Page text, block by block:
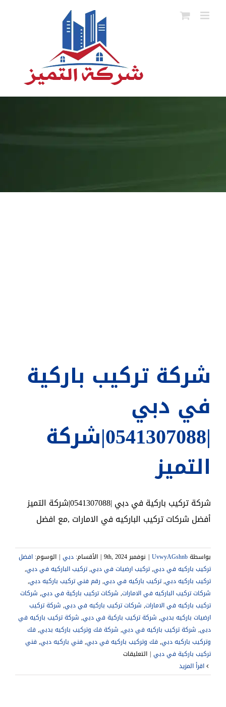
شركة تركيب باركية
في دبي
|0541307088|شركة
التميز
شركة تركيب باركية في دبي |0541307088|شركة التميز
أفضل شركات تركيب الباركيه في الامارات ,مع افضل
بواسطةUvwyAGshnb
| نوفمبر 9th, 2024 | الأقسام: دبي | الوسوم: افضل
تركيب باركيه في دبي,تركيب ارضيات في دبي,تركيب الباركيه في دبي,
تركيب باركيه دبي,تركيب باركيه في دبي, رقم فني تركيب باركيه دبي,
شركات تركيب الباركيه في الامارات, شركات تركيب باركية في دبي, شركات
تركيب باركيه في الامارات, شركات تركيب باركيه في دبي, شركة تركيب
ارضيات باركيه بدبي, شركة تركيب باركية في دبي, شركة تركيب باركيه في
دبى, شركة تركيب باركيه في دبي, شركة فك وتركيب باركيه بدبي, فك
وتركيب باركيه دبي, فك وتركيب باركيه في دبي, فني باركيه دبي, فني
تركيب باركية في دبي | التعليقاتعلى
تركيب